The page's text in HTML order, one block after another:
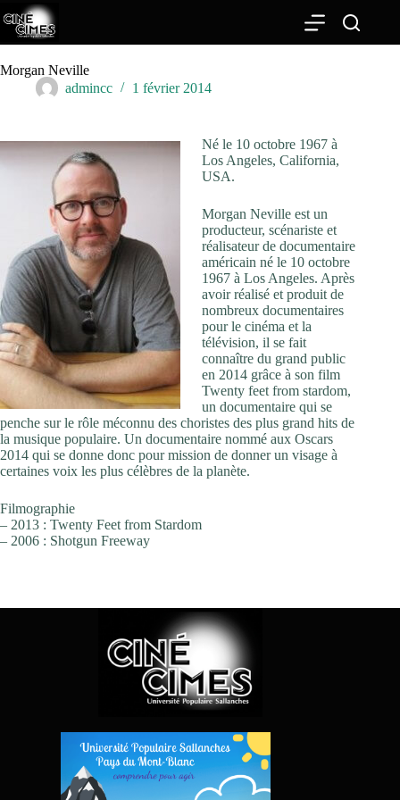
Passer
au
contenu
Morgan Neville
admincc
1 février 2014
Né le 10 octobre 1967 à
Los Angeles, California,
USA.
Morgan Neville est un
producteur, scénariste et
réalisateur de documentaire
américain né le 10 octobre
1967 à Los Angeles. Après
avoir réalisé et produit de
nombreux documentaires
pour le cinéma et la
télévision, il se fait
connaître du grand public
en 2014 grâce à son film
Twenty feet from stardom,
un documentaire qui se
penche sur le rôle méconnu des choristes des plus grand hits de
la musique populaire. Un documentaire nommé aux Oscars
2014 qui se donne donc pour mission de donner un visage à
certaines voix les plus célèbres de la planète.
Filmographie
– 2013 : Twenty Feet from Stardom
– 2006 : Shotgun Freeway